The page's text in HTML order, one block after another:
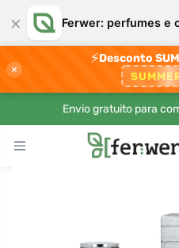
× Ferwer: perfumes e
×
⚡Desconto
Envio gratuito para